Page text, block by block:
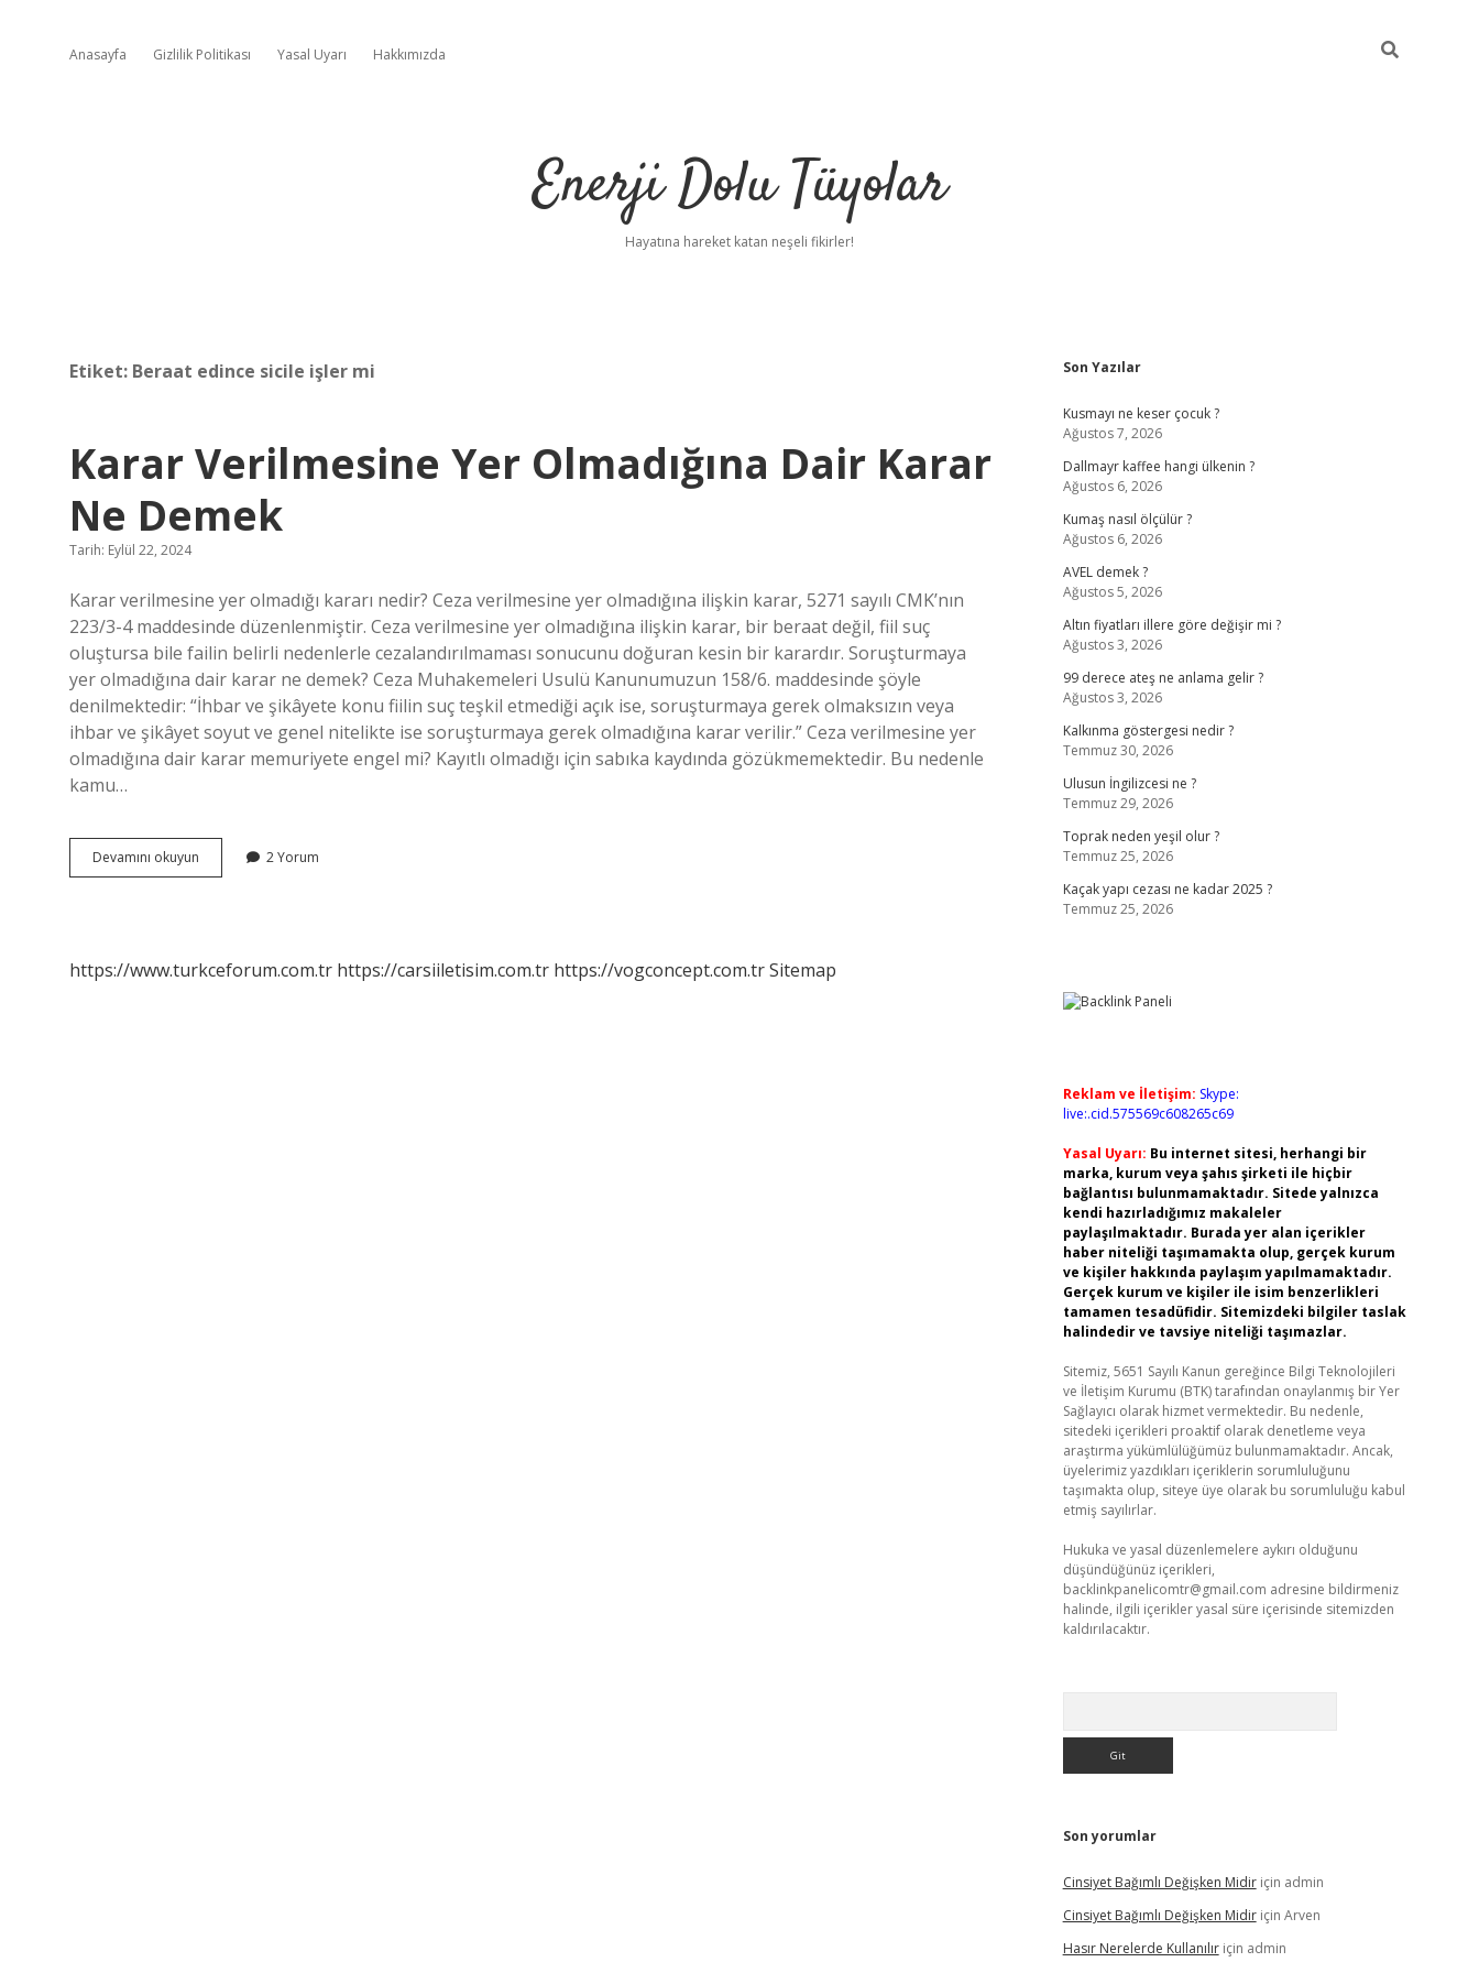
Anasayfa Gizlilik Politikası Yasal Uyarı Hakkımızda
Enerji Dolu Tüyolar
Hayatına hareket katan neşeli fikirler!
Etiket: Beraat edince sicile işler mi
Karar Verilmesine Yer Olmadığına Dair Karar
Ne Demek
Tarih: Eylül 22, 2024
Karar verilmesine yer olmadığı kararı nedir? Ceza verilmesine yer olmadığına ilişkin karar, 5271 sayılı CMK’nın
223/3-4 maddesinde düzenlenmiştir. Ceza verilmesine yer olmadığına ilişkin karar, bir beraat değil, fiil suç
oluştursa bile failin belirli nedenlerle cezalandırılmaması sonucunu doğuran kesin bir karardır. Soruşturmaya
yer olmadığına dair karar ne demek? Ceza Muhakemeleri Usulü Kanunumuzun 158/6. maddesinde şöyle
denilmektedir: “İhbar ve şikâyete konu fiilin suç teşkil etmediği açık ise, soruşturmaya gerek olmaksızın veya
ihbar ve şikâyet soyut ve genel nitelikte ise soruşturmaya gerek olmadığına karar verilir.” Ceza verilmesine yer
olmadığına dair karar memuriyete engel mi? Kayıtlı olmadığı için sabıka kaydında gözükmemektedir. Bu nedenle
kamu…
Devamını okuyun
Verilmesine
Ne
2 Yorum
https://www.turkceforum.com.tr https://carsiiletisim.com.tr https://vogconcept.com.trSitemap
Sidebar
Son Yazılar
Kusmayı ne keser çocuk ?
Ağustos 7, 2026
Dallmayr kaffee hangi ülkenin ?
Ağustos 6, 2026
Kumaş nasıl ölçülür ?
Ağustos 6, 2026
AVEL demek ?
Ağustos 5, 2026
Altın fiyatları illere göre değişir mi ?
Ağustos 3, 2026
99 derece ateş ne anlama gelir ?
Ağustos 3, 2026
Kalkınma göstergesi nedir ?
Temmuz 30, 2026
Ulusun İngilizcesi ne ?
Temmuz 29, 2026
Toprak neden yeşil olur ?
Temmuz 25, 2026
Kaçak yapı cezası ne kadar 2025 ?
Temmuz 25, 2026
Reklam ve İletişim: Skype:
live:.cid.575569c608265c69
Yasal Uyarı: Bu internet sitesi, herhangi bir
marka, kurum veya şahıs şirketi ile hiçbir
bağlantısı bulunmamaktadır. Sitede yalnızca
kendi hazırladığımız makaleler
paylaşılmaktadır. Burada yer alan içerikler
haber niteliği taşımamakta olup, gerçek kurum
ve kişiler hakkında paylaşım yapılmamaktadır.
Gerçek kurum ve kişiler ile isim benzerlikleri
tamamen tesadüfidir. Sitemizdeki bilgiler taslak
halindedir ve tavsiye niteliği taşımazlar.
Sitemiz, 5651 Sayılı Kanun gereğince Bilgi Teknolojileri
ve İletişim Kurumu (BTK) tarafından onaylanmış bir Yer
Sağlayıcı olarak hizmet vermektedir. Bu nedenle,
sitedeki içerikleri proaktif olarak denetleme veya
araştırma yükümlülüğümüz bulunmamaktadır. Ancak,
üyelerimiz yazdıkları içeriklerin sorumluluğunu
taşımakta olup, siteye üye olarak bu sorumluluğu kabul
etmiş sayılırlar.
Hukuka ve yasal düzenlemelere aykırı olduğunu
düşündüğünüz içerikleri,
backlinkpanelicomtr@gmail.com adresine bildirmeniz
halinde, ilgili içerikler yasal süre içerisinde sitemizden
kaldırılacaktır.
Son yorumlar
Cinsiyet Bağımlı Değişken Midiriçin admin
Cinsiyet Bağımlı Değişken Midiriçin Arven
Hasır Nerelerde Kullanılıriçin admin